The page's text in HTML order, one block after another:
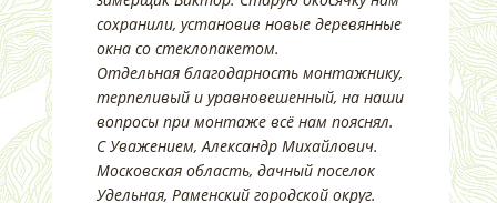
сохранили, установив новые деревянные
окна со стеклопакетом.
Отдельная благодарность монтажнику,
терпеливый и уравновешенный, на наши
вопросы при монтаже всё нам пояснял.
С Уважением, Александр Михайлович.
Московская область, дачный поселок
Удельная, Раменский городской округ.